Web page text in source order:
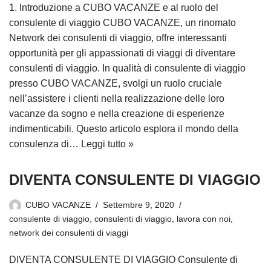
1. Introduzione a CUBO VACANZE e al ruolo del
consulente di viaggio CUBO VACANZE, un rinomato
Network dei consulenti di viaggio, offre interessanti
opportunità per gli appassionati di viaggi di diventare
consulenti di viaggio. In qualità di consulente di viaggio
presso CUBO VACANZE, svolgi un ruolo cruciale
nell’assistere i clienti nella realizzazione delle loro
vacanze da sogno e nella creazione di esperienze
indimenticabili. Questo articolo esplora il mondo della
consulenza di… Leggi tutto »
DIVENTA CONSULENTE DI VIAGGIO
CUBO VACANZE
Settembre 9, 2020
consulente di viaggio consulenti di viaggio lavora con noi
network dei consulenti di viaggi
DIVENTA CONSULENTE DI VIAGGIO Consulente di